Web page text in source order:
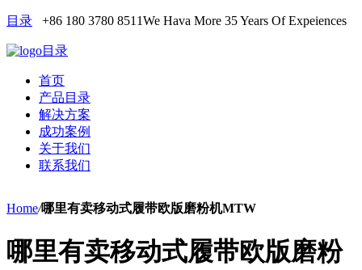
目录 +86 180 3780 8511We Hava More 35 Years Of Expeiences
目录
首页
产品目录
解决方案
成功案例
关于我们
联系我们
Home/哪里有卖移动式履带欧版磨粉机MTW
哪里有卖移动式履带欧版磨粉